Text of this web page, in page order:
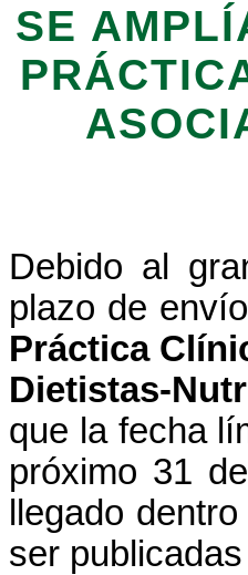
SE
Debido al
plazo de
Práctica
Dietistas-
que la fecha
próximo 31
llegado
ser